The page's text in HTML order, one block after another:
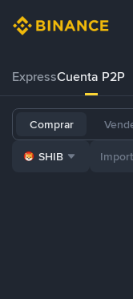
ExpressCuenta P2P
Comprar
SHIB